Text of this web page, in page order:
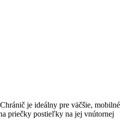
je ideálny pre väčšie, mobilné
priečky postieľky na jej vnútornej